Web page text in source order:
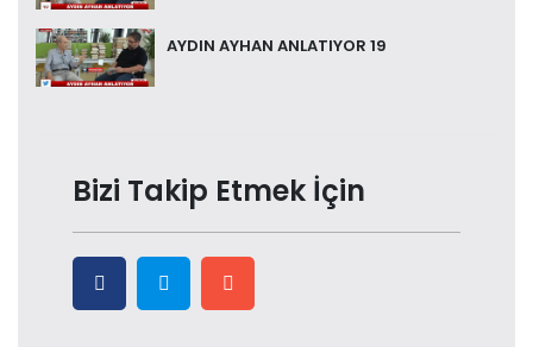
AYDIN AYHAN ANLATIYOR 19
Bizi Takip Etmek İçin